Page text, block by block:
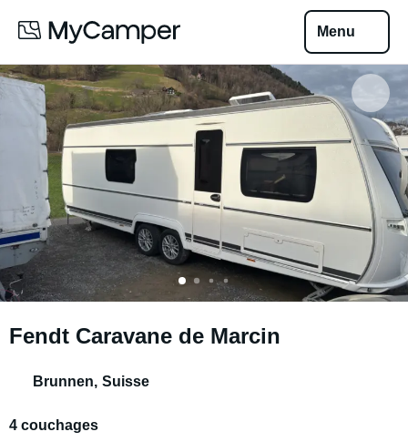
Menu
Fendt Caravane de Marcin
Brunnen, Suisse
4 couchages